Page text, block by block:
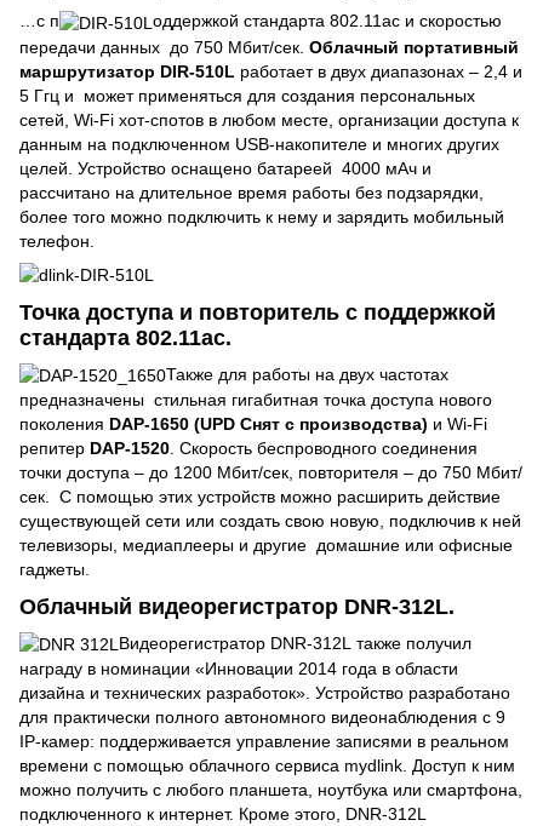
…с п
оддержкой стандарта 802.11ac и скоростью
передачи данных до 750 Мбит/сек. Облачный портативный
маршрутизатор DIR-510L работает в двух диапазонах – 2,4 и
5 Ггц и может применяться для создания персональных
сетей, Wi-Fi хот-спотов в любом месте, организации доступа к
данным на подключенном USB-накопителе и многих других
целей. Устройство оснащено батареей 4000 мАч и
рассчитано на длительное время работы без подзарядки,
более того можно подключить к нему и зарядить мобильный
телефон.
Точка доступа и повторитель с поддержкой
стандарта 802.11ac.
Также для работы на двух частотах
предназначены стильная гигабитная точка доступа нового
поколения DAP-1650 (UPD Снят с производства) и Wi-Fi
репитер DAP-1520 . Скорость беспроводного соединения
точки доступа – до 1200 Мбит/сек, повторителя – до 750 Мбит/
сек. С помощью этих устройств можно расширить действие
существующей сети или создать свою новую, подключив к ней
телевизоры, медиаплееры и другие домашние или офисные
гаджеты.
Облачный видеорегистратор DNR-312L.
Видеорегистратор DNR-312L также получил
награду в номинации «Инновации 2014 года в области
дизайна и технических разработок». Устройство разработано
для практически полного автономного видеонаблюдения с 9
IP-камер: поддерживается управление записями в реальном
времени с помощью облачного сервиса mydlink. Доступ к ним
можно получить с любого планшета, ноутбука или смартфона,
подключенного к интернет. Кроме этого, DNR-312L